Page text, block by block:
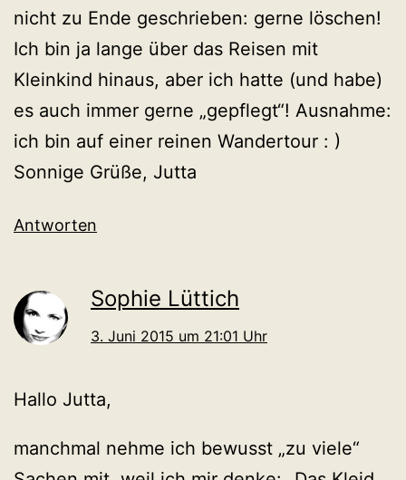
nicht zu Ende geschrieben: gerne löschen!
Ich bin ja lange über das Reisen mit
Kleinkind hinaus, aber ich hatte (und habe)
es auch immer gerne „gepflegt“! Ausnahme:
ich bin auf einer reinen Wandertour : )
Sonnige Grüße, Jutta
Antworten
Sophie Lüttich
3. Juni 2015 um 21:01 Uhr
Hallo Jutta,
manchmal nehme ich bewusst „zu viele“